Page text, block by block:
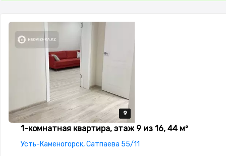
9
9
9
9
9
1-комнатная квартира, этаж 9 из 16, 44 м²
Усть-Каменогорск, Сатпаева 55/11